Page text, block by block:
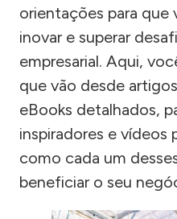
orientações para que
inovar e superar
empresarial. Aqui,
que vão desde
eBooks detalhados,
inspiradores e vídeos
como cada um
beneficiar o seu